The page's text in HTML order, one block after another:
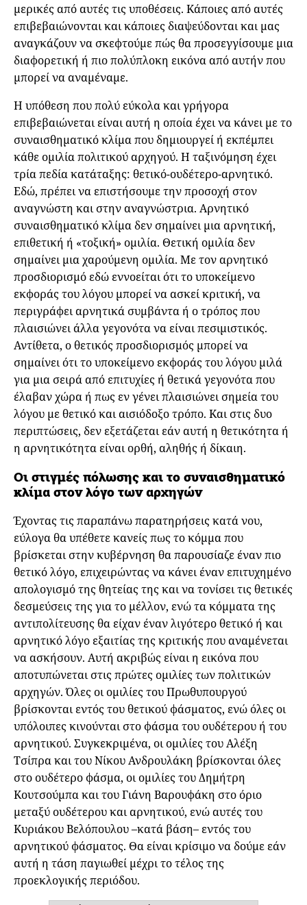
μερικές από αυτές τις υποθέσεις. Κάποιες από αυτές
επιβεβαιώνονται και κάποιες διαψεύδονται και μας
αναγκάζουν να σκεφτούμε πώς θα προσεγγίσουμε μια
διαφορετική ή πιο πολύπλοκη εικόνα από αυτήν που
μπορεί να αναμέναμε.
Η υπόθεση που πολύ εύκολα και γρήγορα
επιβεβαιώνεται είναι αυτή η οποία έχει να κάνει με το
συναισθηματικό κλίμα που δημιουργεί ή εκπέμπει
κάθε ομιλία πολιτικού αρχηγού. Η ταξινόμηση έχει
τρία πεδία κατάταξης: θετικό-ουδέτερο-αρνητικό.
Εδώ, πρέπει να επιστήσουμε την προσοχή στον
αναγνώστη και στην αναγνώστρια. Αρνητικό
συναισθηματικό κλίμα δεν σημαίνει μια αρνητική,
επιθετική ή «τοξική» ομιλία. Θετική ομιλία δεν
σημαίνει μια χαρούμενη ομιλία. Με τον αρνητικό
προσδιορισμό εδώ εννοείται ότι το υποκείμενο
εκφοράς του λόγου μπορεί να ασκεί κριτική, να
περιγράφει αρνητικά συμβάντα ή ο τρόπος που
πλαισιώνει άλλα γεγονότα να είναι πεσιμιστικός.
Αντίθετα, ο θετικός προσδιορισμός μπορεί να
σημαίνει ότι το υποκείμενο εκφοράς του λόγου μιλά
για μια σειρά από επιτυχίες ή θετικά γεγονότα που
έλαβαν χώρα ή πως εν γένει πλαισιώνει σημεία του
λόγου με θετικό και αισιόδοξο τρόπο. Και στις δυο
περιπτώσεις, δεν εξετάζεται εάν αυτή η θετικότητα ή
η αρνητικότητα είναι ορθή, αληθής ή δίκαιη.
Οι στιγμές πόλωσης και το συναισθηματικό
κλίμα στον λόγο των αρχηγών
Έχοντας τις παραπάνω παρατηρήσεις κατά νου,
εύλογα θα υπέθετε κανείς πως το κόμμα που
βρίσκεται στην κυβέρνηση θα παρουσίαζε έναν πιο
θετικό λόγο, επιχειρώντας να κάνει έναν επιτυχημένο
απολογισμό της θητείας της και να τονίσει τις θετικές
δεσμεύσεις της για το μέλλον, ενώ τα κόμματα της
αντιπολίτευσης θα είχαν έναν λιγότερο θετικό ή και
αρνητικό λόγο εξαιτίας της κριτικής που αναμένεται
να ασκήσουν. Αυτή ακριβώς είναι η εικόνα που
αποτυπώνεται στις πρώτες ομιλίες των πολιτικών
αρχηγών. Όλες οι ομιλίες του Πρωθυπουργού
βρίσκονται εντός του θετικού φάσματος, ενώ όλες οι
υπόλοιπες κινούνται στο φάσμα του ουδέτερου ή του
αρνητικού. Συγκεκριμένα, οι ομιλίες του Αλέξη
Τσίπρα και του Νίκου Ανδρουλάκη βρίσκονται όλες
στο ουδέτερο φάσμα, οι ομιλίες του Δημήτρη
Κουτσούμπα και του Γιάνη Βαρουφάκη στο όριο
μεταξύ ουδέτερου και αρνητικού, ενώ αυτές του
Κυριάκου Βελόπουλου –κατά βάση– εντός του
αρνητικού φάσματος. Θα είναι κρίσιμο να δούμε εάν
αυτή η τάση παγιωθεί μέχρι το τέλος της
προεκλογικής περιόδου.